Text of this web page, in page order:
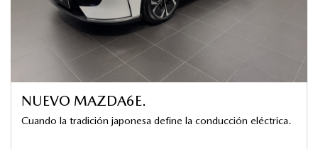
NUEVO MAZDA6E.
Cuando la tradición japonesa define la conducción eléctrica.